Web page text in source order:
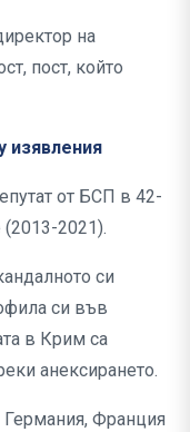
на
пост, който
изявления
от БСП в 42-
(2013-2021).
си
си във
в Крим са
анексирането.
Франция